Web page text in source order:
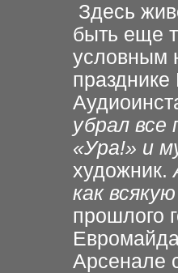
Здесь
быть еще
условным
убрал все
«Ура!» и
художник.
как
прошлого
Арсенале